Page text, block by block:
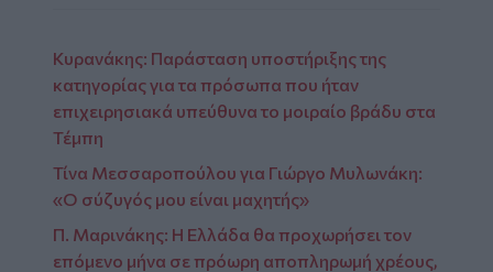
Κυρανάκης: Παράσταση υποστήριξης της
κατηγορίας για τα πρόσωπα που ήταν
επιχειρησιακά υπεύθυνα το μοιραίο βράδυ στα
Τέμπη
Τίνα Μεσσαροπούλου για Γιώργο Μυλωνάκη:
«Ο σύζυγός μου είναι μαχητής»
Π. Μαρινάκης: Η Ελλάδα θα προχωρήσει τον
επόμενο μήνα σε πρόωρη αποπληρωμή χρέους,